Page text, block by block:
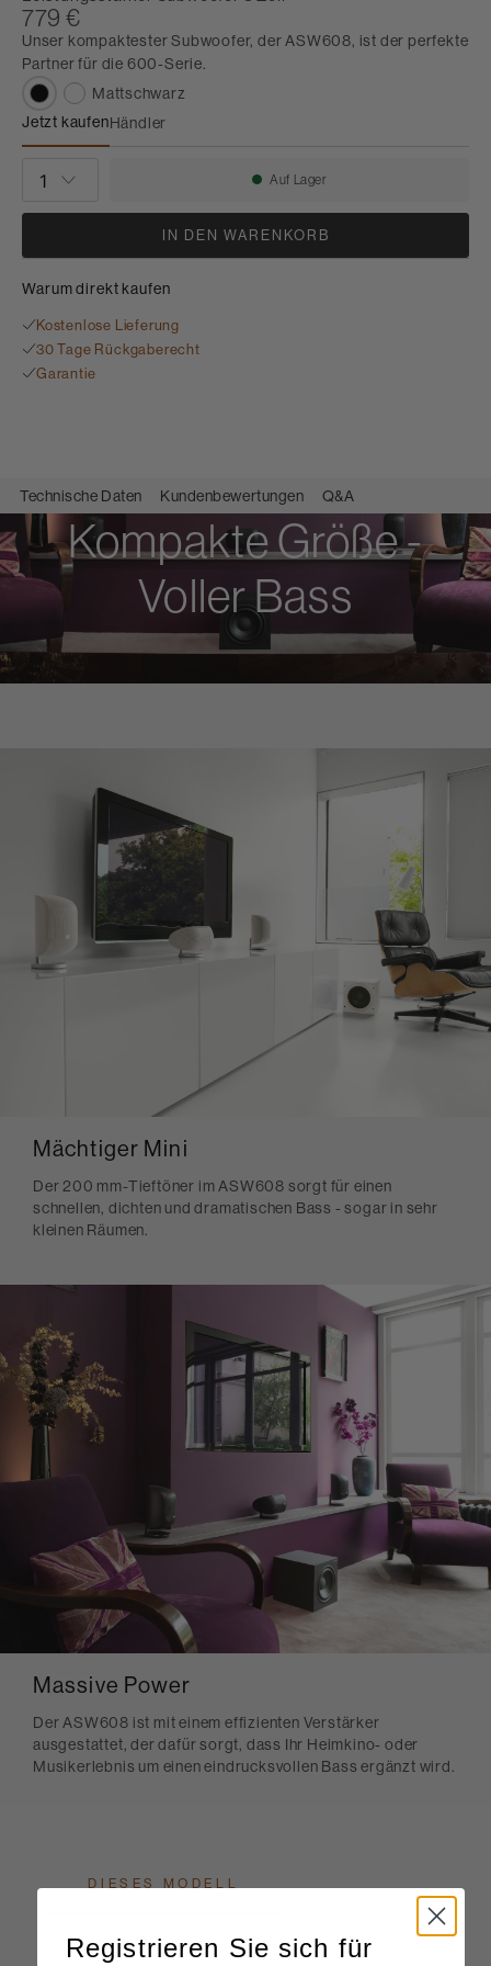
779 €
Unser kompaktester Subwoofer, der ASW608, ist der perfekte
Partner für die 600-Serie.
Mattschwarz
Jetzt kaufen
ASW608
Händler
Verfügbarkeit:
Auf Lager
IN DEN WARENKORB
Warum direkt kaufen
Kostenlose Lieferung
30 Tage Rückgaberecht
Garantie
Technische Daten Kundenbewertungen Q&A
Kompakte Größe -
Voller Bass
Mächtiger Mini
Der 200 mm-Tieftöner im ASW608 sorgt für einen
schnellen, dichten und dramatischen Bass - sogar in sehr
kleinen Räumen.
Massive Power
Der ASW608 ist mit einem effizienten Verstärker
ausgestattet, der dafür sorgt, dass Ihr Heimkino- oder
Musikerlebnis um einen eindrucksvollen Bass ergänzt wird.
DIESES MODELL
ARCHIVIERT
Registrieren Sie sich für